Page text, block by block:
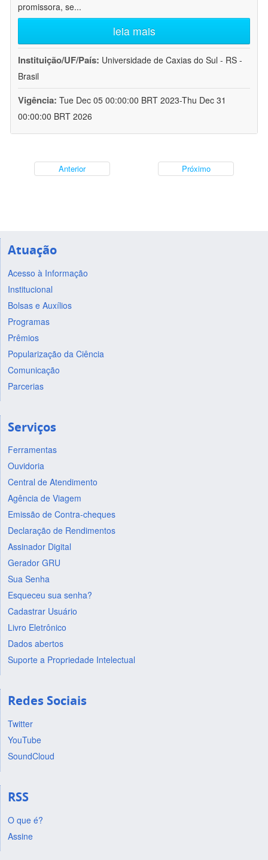
promissora, se...
leia mais
Instituição/UF/País: Universidade de Caxias do Sul - RS -
Brasil
Vigência: Tue Dec 05 00:00:00 BRT 2023-Thu Dec 31
00:00:00 BRT 2026
Anterior Próximo
Atuação
Acesso à Informação
Institucional
Bolsas e Auxílios
Programas
Prêmios
Popularização da Ciência
Comunicação
Parcerias
Serviços
Ferramentas
Ouvidoria
Central de Atendimento
Agência de Viagem
Emissão de Contra-cheques
Declaração de Rendimentos
Assinador Digital
Gerador GRU
Sua Senha
Esqueceu sua senha?
Cadastrar Usuário
Livro Eletrônico
Dados abertos
Suporte a Propriedade Intelectual
Redes Sociais
Twitter
YouTube
SoundCloud
RSS
O que é?
Assine